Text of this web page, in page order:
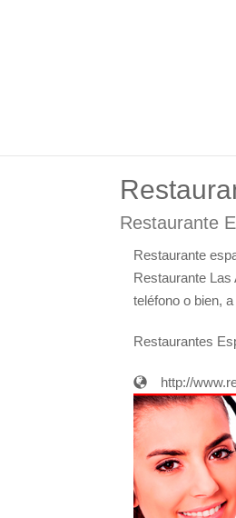
Restaurante
Restaurante
Restaurante
teléfono o bien,
Restaurantes
http://